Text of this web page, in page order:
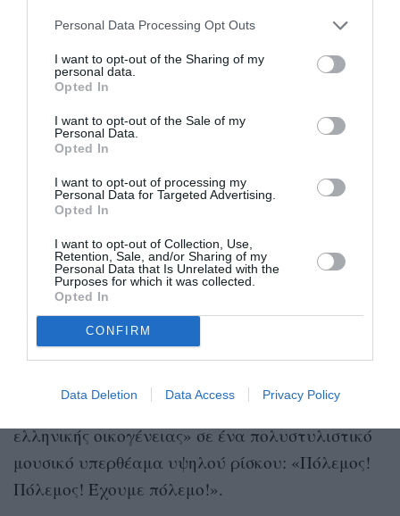
Personal Data Processing Opt Outs
I want to opt-out of the Sharing of my
personal data.
Opted In
I want to opt-out of the Sale of my
Personal Data.
Opted In
I want to opt-out of processing my
Personal Data for Targeted Advertising.
Opted In
I want to opt-out of Collection, Use,
Retention, Sale, and/or Sharing of my
Personal Data that Is Unrelated with the
Purposes for which it was collected.
Opted In
CONFIRM
Data Deletion Data Access Privacy Policy
Ένα μικροαστικό διαμέρισμα που στενάζει, ένα
αδιάκοπα. Τσιγάρα και φραπές. Το λαϊκό άσμα
ενός πατέρα καφετζή, η ταραγμένη φωνή μιας
μάνας. Το ρυθμικό παραλήρημα ενός σεξιστή
γιου, η μεγαλοπρεπής άρια του κουνιάδου. H
σκληρή γλώσσα και τα φλέγοντα ερωτήματα
αναδιατυπώνονται με μουσικούς όρους:«Τι θα
Η ελληνική οικογένεια που αγαπήσαμε και
μισήσαμε παραμένει η ίδια, 20 χρόνια μετά.
Άνθρωποι που «ουρλιάζουν» ο καθένας τον δικό
του σκοπό κι ο καθένας τους έχει τη δική του
μουσική. Oι διαμάχες, τα όνειρα, τα
προβλήματα και οι παθογένειες της «αγίας
ελληνικής οικογένειας» σε ένα πολυστυλιστικό
μουσικό υπερθέαμα υψηλού ρίσκου: «Πόλεμος!
Πόλεμος! Έχουμε πόλεμο!».